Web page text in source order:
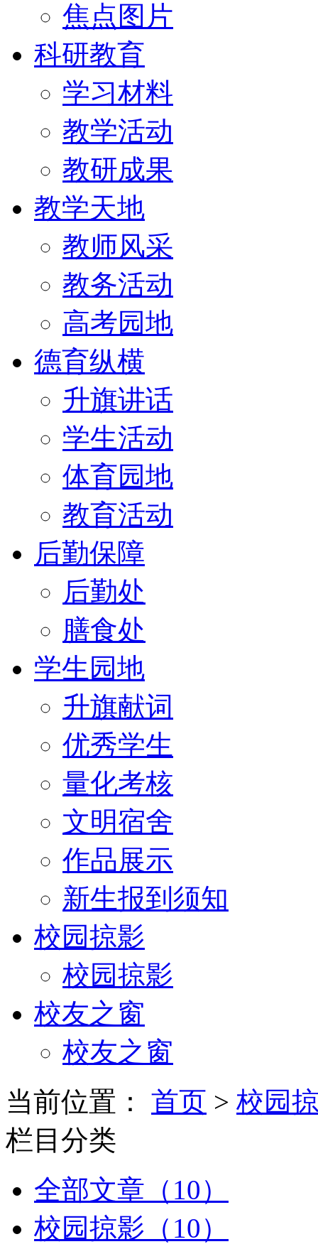
焦点图片
科研教育
学习材料
教学活动
教研成果
教学天地
教师风采
教务活动
高考园地
德育纵横
升旗讲话
学生活动
体育园地
教育活动
后勤保障
后勤处
膳食处
学生园地
升旗献词
优秀学生
量化考核
文明宿舍
作品展示
新生报到须知
校园掠影
校园掠影
校友之窗
校友之窗
当前位置： 首页 > 校园
栏目分类
全部文章（10）
校园掠影（10）